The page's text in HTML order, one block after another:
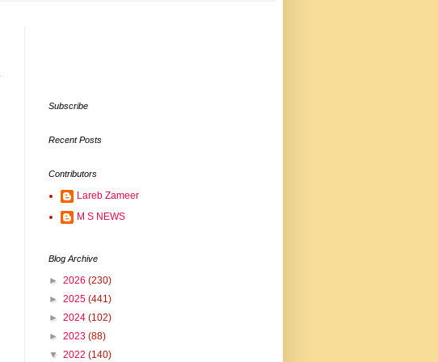
Subscribe
Recent Posts
Contributors
Lareb Zameer
M S NEWS
Blog Archive
► 2026 (230)
► 2025 (441)
► 2024 (102)
► 2023 (88)
▼ 2022 (140)